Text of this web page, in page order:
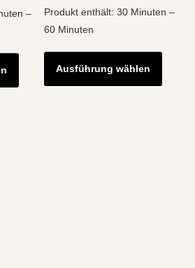
–
Dieses
Produkt
weist
Produkt enthält: 30 Minuten –
60 Minuten
Ausführung wählen
weist